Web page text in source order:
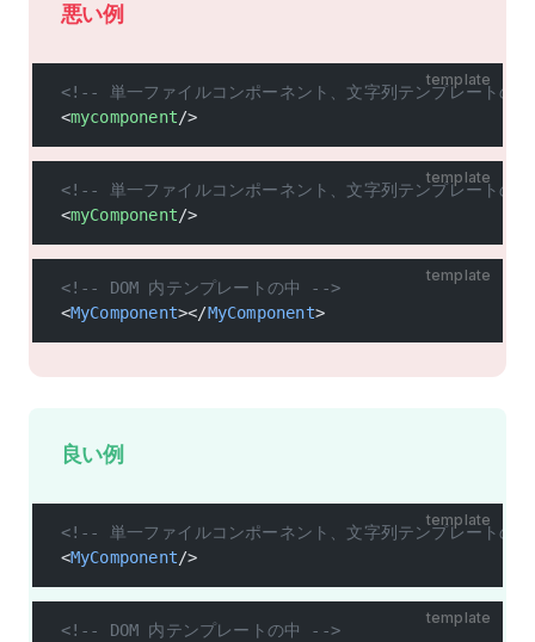
悪い例
template
<!-- 単一ファイルコンポーネント、文字列テンプレートの
<mycomponent/>
template
<!-- 単一ファイルコンポーネント、文字列テンプレートの
<myComponent/>
template
<!-- DOM 内テンプレートの中 -->
<MyComponent></MyComponent>
良い例
template
<!-- 単一ファイルコンポーネント、文字列テンプレートの
<MyComponent/>
template
<!-- DOM 内テンプレートの中 -->